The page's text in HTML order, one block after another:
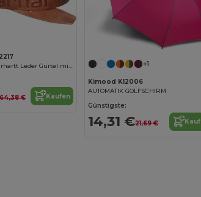
Hochwertiger Carhartt Leder Gürtel mit Doppel Dornschließe
64,38 € Kaufen
+1
Kimood KI2006
AUTOMATIK GOLFSCHIRM
Günstigste:
14,31 €21,69 €